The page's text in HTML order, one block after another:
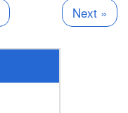
Next »